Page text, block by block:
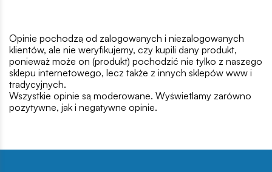
Opinie pochodzą od zalogowanych i niezalogowanych
klientów, ale nie weryfikujemy, czy kupili dany produkt,
ponieważ może on (produkt) pochodzić nie tylko z naszego
sklepu internetowego, lecz także z innych sklepów www i
tradycyjnych.
Wszystkie opinie są moderowane. Wyświetlamy zarówno
pozytywne, jak i negatywne opinie.